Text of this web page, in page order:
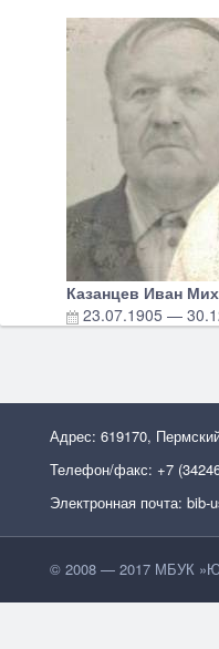
Казанцев Иван
23.07.1905 —
Адрес: 619170,
Телефон/факс: +7
Электронная почта: bib-
© 2008 — 2017 МБУК